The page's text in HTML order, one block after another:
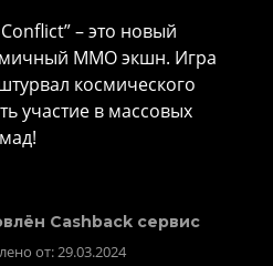
– это новый
MMO экшн. Игра
космического
участие в массовых
Cashback сервис
от: 29.03.2024